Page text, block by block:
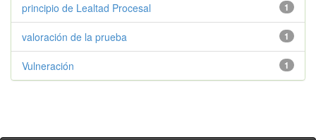
1
principio de Lealtad Procesal
1
valoración de la prueba
1
Vulneración